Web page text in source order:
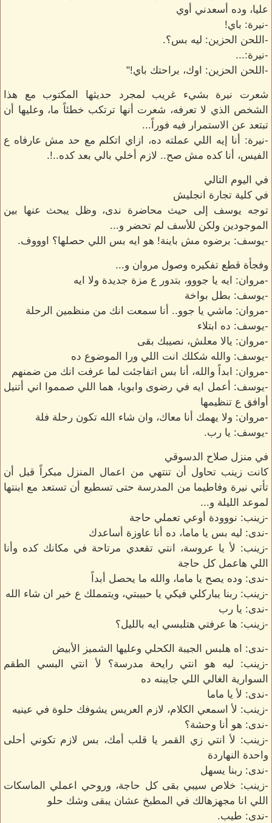
عليا، وده أسعدني أوي
-نيرة: باي!
-اللحن الحزين: ليه بس؟.
-نيرة:...
-اللحن الحزين: اوك، براحتك باي!"
شعرت نيرة بشيء غريب لمجرد حديثها المكتوب مع هذا
الشخص الذي لا تعرفه، شعرت أنها ترتكب خطئاً ما، وعليها أن
تبتعد عن الاستمرار فيه فوراً...
-نيرة: أنا إيه اللي عملته ده، ازاي اتكلم مع حد مش عارفاه ع
الفيس، أنا كده مش صح.. لازم أخلي بالي بعد كده..!.
في اليوم التالي
في كلية تجارة انجليش
توجه يوسف إلى حيث محاضرة ندى، وظل يبحث عنها بين
الموجودين ولكن للأسف لم تحضر و...
-يوسف: برضوه مش باينة! هو ايه بس اللي حصلها؟ اوووف.
وفجأة قطع تفكيره وصول مروان و...
-مروان: ايه يا جووو، بتدور ع مزة جديدة ولا ايه
-يوسف: بطل بواخة
-مروان: ماشي يا جوو.. أنا سمعت انك من منظمين الرحلة
-يوسف: ده ابتلاء
-مروان: يالا معلش، نصيبك بقى
-يوسف: والله شكلك انت اللي ورا الموضوع ده
-مروان: ابداً والله، أنا بس اتفاجئت لما عرفت انك من ضمنهم
-يوسف: أعمل ايه في رضوى وابويا، هما اللي صمموا اني أتنيل
أوافق ع تنظيمها
-مروان: ولا يهمك أنا معاك، وان شاء الله تكون رحلة فلة
-يوسف: يا رب.
في منزل صلاح الدسوقي
كانت زينب تحاول أن تنتهي من اعمال المنزل مبكراً قبل أن
تأتي نيرة وفاطيما من المدرسة حتى تسطيع أن تستعد مع ابنتها
لموعد الليلة و...
-زينب: نووودة أوعي تعملي حاجة
-ندى: ليه بس يا ماما، ده أنا عاوزة أساعدك
-زينب: لأ يا عروسة، انتي تقعدي مرتاحة في مكانك كده وأنا
اللي هاعمل كل حاجة
-ندى: وده يصح يا ماما، والله ما يحصل أبداً
-زينب: ربنا يباركلي فيكي يا حبيبتي، ويتمملك ع خير ان شاء الله
-ندى: يا رب
-زينب: ها عرفتي هتلبسي ايه بالليل؟
-ندى: اه هلبس الجيبة الكحلي وعليها الشميز الأبيض
-زينب: ليه هو انتي رايحة مدرسة؟ لأ انتي البسي الطقم
السوارية الغالي اللي جايبنه ده
-ندى: لأ يا ماما
-زينب: لأ اسمعي الكلام، لازم العريس يشوفك حلوة في عينيه
-ندى: هو أنا وحشة؟
-زينب: لأ انتي زي القمر يا قلب أمك، بس لازم تكوني أحلى
واحدة النهاردة
-ندى: ربنا يسهل
-زينب: خلاص سيبي بقى كل حاجة، وروحي اعملي الماسكات
اللي انا مجهزهالك في المطبخ عشان يبقى وشك حلو
-ندى: طيب.